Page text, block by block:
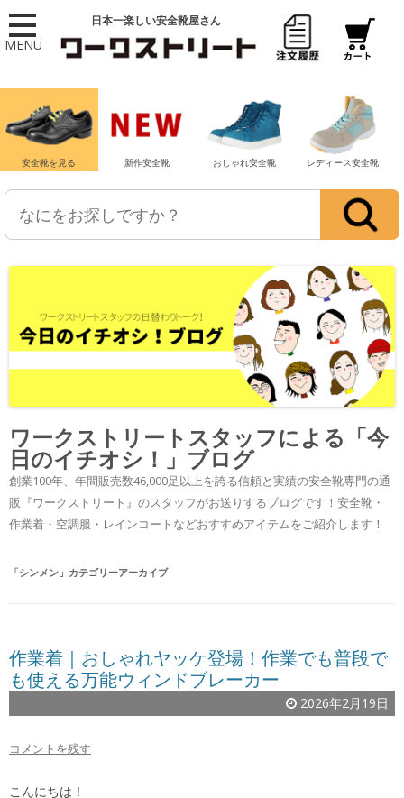
MENU
日本一楽しい安全靴屋さん
安全靴を見る 新作安全靴 おしゃれ安全靴 レディース安全靴
ワークストリートスタッフによる「今
日のイチオシ！」ブログ
創業100年、年間販売数46,000足以上を誇る信頼と実績の安全靴専門の通
販『ワークストリート』のスタッフがお送りするブログです！安全靴・
作業着・空調服・レインコートなどおすすめアイテムをご紹介します！
「シンメン 」カテゴリーアーカイブ
作業着｜おしゃれヤッケ登場！作業でも普段で
も使える万能ウィンドブレーカー
2026年2月19日
コメントを残す
こんにちは！